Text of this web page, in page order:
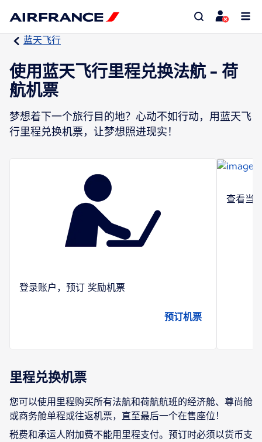
蓝天飞行
使用蓝天飞行里程兑换法航 - 荷
航机票
梦想着下一个旅行目的地？心动不如行动，用蓝天飞
行里程兑换机票，让梦想照进现实！
登录账户，预订 奖励机票
预订机票
查看当
里程兑换机票
您可以使用里程购买所有法航和荷航航班的经济舱、尊尚舱
或商务舱单程或往返机票，直至最后一个在售座位！
税费和承运人附加费不能用里程支付。预订时必须以货币支